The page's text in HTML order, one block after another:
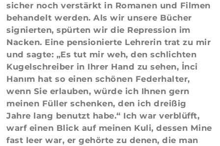
sicher noch verstärkt in Romanen und Filmen
behandelt werden. Als wir unsere Bücher
signierten, spürten wir die Repression im
Nacken. Eine pensionierte Lehrerin trat zu mir
und sagte: „Es tut mir weh, den schlichten
Kugelschreiber in Ihrer Hand zu sehen, İnci
Hanım hat so einen schönen Federhalter,
wenn Sie erlauben, würde ich Ihnen gern
meinen Füller schenken, den ich dreißig
Jahre lang benutzt habe.“ Ich war verblüfft,
warf einen Blick auf meinen Kuli, dessen Mine
fast leer war, er gehörte zu denen, die man